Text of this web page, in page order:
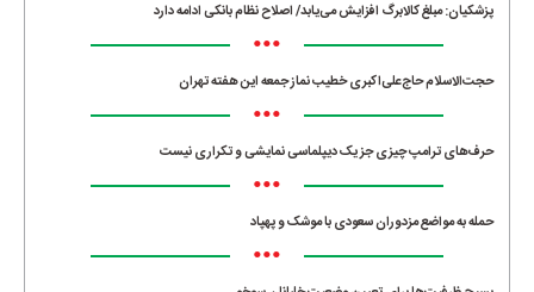
پزشکیان: مبلغ کالابرگ افزایش می‌یابد/ اصلاح نظام بانکی ادامه دارد
•••
حجت‌الاسلام حاج‌علی‌اکبری خطیب نماز جمعه این هفته تهران
•••
حرف‌های ترامپ چیزی جز یک دیپلماسی نمایشی و تکراری نیست
•••
حمله به مواضع مزدوران سعودی با موشک و پهپاد
•••